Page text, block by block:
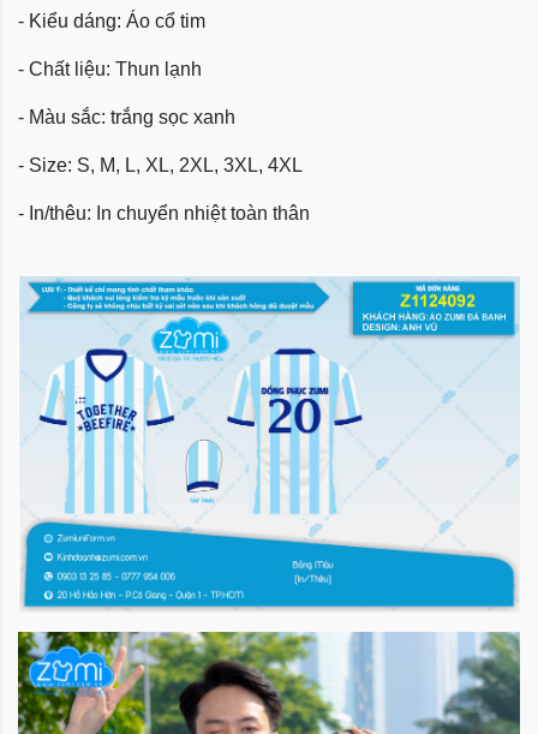
- Kiểu dáng: Áo cổ tim
- Chất liệu: Thun lạnh
- Màu sắc: trắng sọc xanh
- Size: S, M, L, XL, 2XL, 3XL, 4XL
- In/thêu: In chuyển nhiệt toàn thân